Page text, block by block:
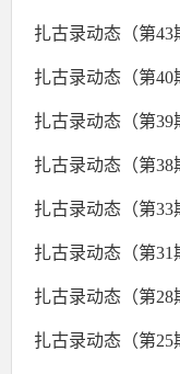
扎古录动态（第43
扎古录动态（第40
扎古录动态（第39
扎古录动态（第38
扎古录动态（第33
扎古录动态（第31
扎古录动态（第28
扎古录动态（第25